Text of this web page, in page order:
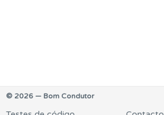
© 2026 — Bom Condutor